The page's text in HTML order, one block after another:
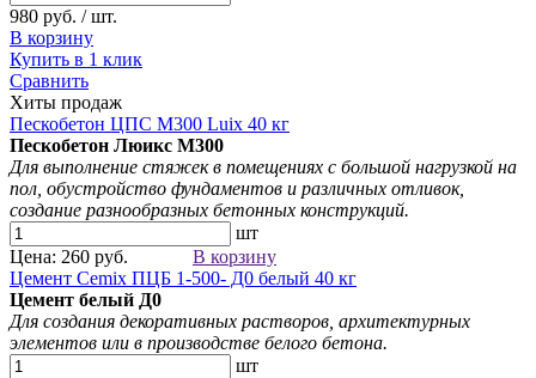
980 руб. / шт.
В корзину
Купить в 1 клик
Сравнить
Хиты продаж
Пескобетон ЦПС М300 Luix 40 кг
Пескобетон Люикс М300
Для выполнение стяжек в помещениях с большой нагрузкой на
пол, обустройство фундаментов и различных отливок,
создание разнообразных бетонных конструкций.
шт
Цена: 260 руб.
В корзину
Цемент Cemix ПЦБ 1-500- Д0 белый 40 кг
Цемент белый Д0
Для создания декоративных растворов , архитектурных
элементов или в производстве белого бетона.
шт